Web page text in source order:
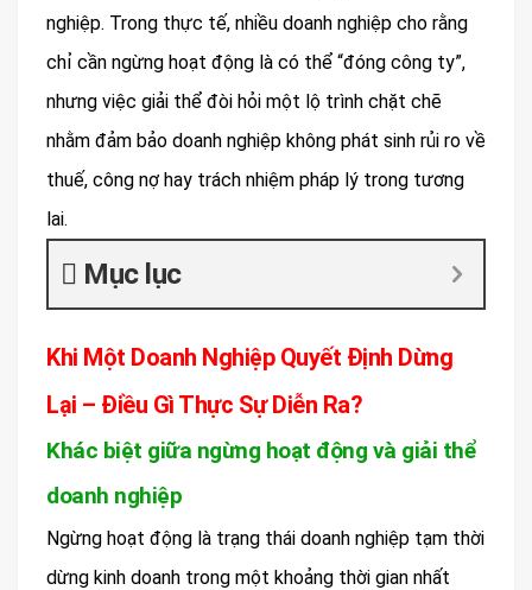
nghiệp. Trong thực tế, nhiều doanh nghiệp cho rằng
chỉ cần ngừng hoạt động là có thể “đóng công ty”,
nhưng việc giải thể đòi hỏi một lộ trình chặt chẽ
nhằm đảm bảo doanh nghiệp không phát sinh rủi ro về
thuế, công nợ hay trách nhiệm pháp lý trong tương
lai.
Mục lục
Khi Một Doanh Nghiệp Quyết Định Dừng
Lại – Điều Gì Thực Sự Diễn Ra?
Khác biệt giữa ngừng hoạt động và giải thể
doanh nghiệp
Ngừng hoạt động là trạng thái doanh nghiệp tạm thời
dừng kinh doanh trong một khoảng thời gian nhất